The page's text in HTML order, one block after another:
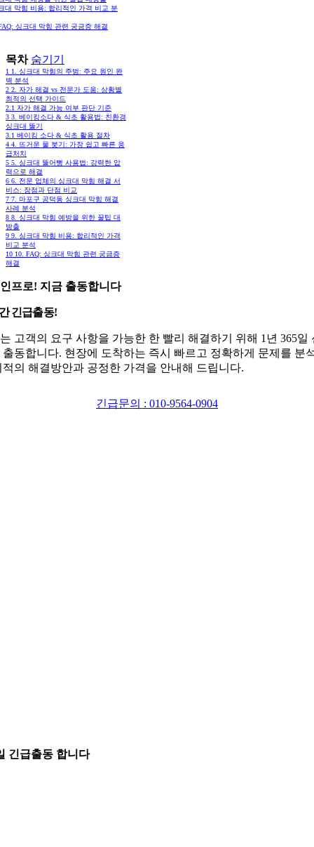
대 막힘 비용: 합리적인 가격 비교 분
싱크대 막힘 관련 궁금증 해결
목차 숨기기
1 1. 싱크대 막힘의 주범: 주요 원인 완
벽 분석
2 2. 자가 해결 vs 전문가 도움: 상황별
최적의 선택 가이드
2.1 자가 해결 가능 여부 판단 기준
3 3. 베이킹소다 & 식초 활용법: 친환경
싱크대 뚫기
3.1 베이킹 소다 & 식초 활용 절차
4 4. 뜨거운 물 붓기: 가장 쉽고 빠른 응
급처치
5 5. 싱크대 뚫어뻥 사용법: 강력한 압
력으로 해결
6 6. 전문 업체의 싱크대 막힘 해결 서
비스: 장점과 단점 비교
7 7. 마포구 공덕동 싱크대 막힘 해결
사례 분석
8 8. 싱크대 막힘 예방을 위한 꿀팁 대
방출
9 9. 싱크대 막힘 비용: 합리적인 가격
비교 분석
10 10. FAQ: 싱크대 막힘 관련 궁금증
해결
프로! 지금 출동합니다
긴급출동!
고객의 요구 사항을 가능한 한 빨리 해결하기 위해 1년 365일
출동합니다. 현장에 도착하는 즉시 빠르고 정확하게 문제를 분
적의 해결방안과 공정한 가격을 안내해 드립니다.
긴급문의 : 010-9564-0904
긴급출동 합니다